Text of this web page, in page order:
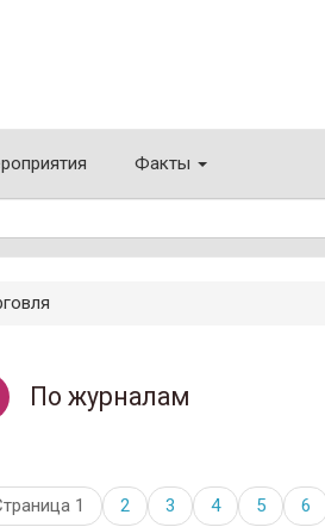
Факты
По журналам
1 2 3 4 5 6